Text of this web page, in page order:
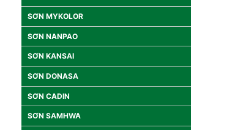
SƠN MYKOLOR
SƠN NANPAO
SƠN KANSAI
SƠN DONASA
SƠN CADIN
SƠN SAMHWA